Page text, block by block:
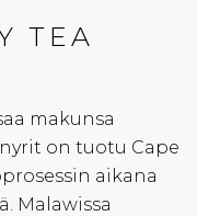
TEA
makunsa
on tuotu Cape
aikana
Malawissa